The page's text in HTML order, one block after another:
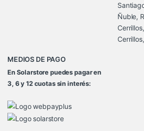
Ñuble,
MEDIOS DE PAGO
En Solarstore puedes pagar en
3, 6 y 12 cuotas sin interés: